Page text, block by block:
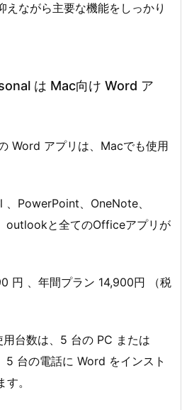
えながら主要な機能をしっかり
は Mac向け Word ア
Word アプリは、Macでも使用
PowerPoint、OneNote、
outlookと全てのOfficeアプリが
円 、年間プラン 14,900円 （税
台数は、5 台の PC または
5 台の電話に Word をインスト
。